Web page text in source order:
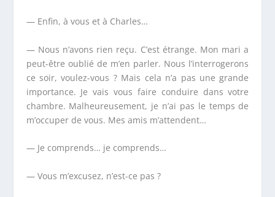
— Enfin, à vous et à Charles…
— Nous n’avons rien reçu. C’est étrange. Mon mari a
peut-être oublié de m’en parler. Nous l’interrogerons
ce soir, voulez-vous ? Mais cela n’a pas une grande
importance. Je vais vous faire conduire dans votre
chambre. Malheureusement, je n’ai pas le temps de
m’occuper de vous. Mes amis m’attendent…
— Je comprends… je comprends…
— Vous m’excusez, n’est-ce pas ?